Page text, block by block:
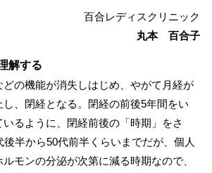
百合レディスクリニック
丸本 百合子
解する
の機能が消失しはじめ、やがて月経が
、閉経となる。閉経の前後5年間をい
るように、閉経前後の「時期」をさ
半から50代前半くらいまでだが、個人
モンの分泌が次第に減る時期なので、